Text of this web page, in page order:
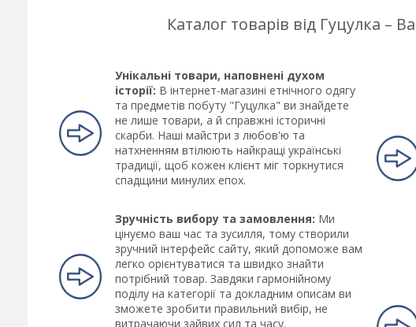
Каталог товарів від Гуцулка –
Унікальні товари, наповнені духом
історії: В інтернет-магазині етнічного одягу
та предметів побуту "Гуцулка" ви знайдете
не лише товари, а й справжні історичні
скарби. Наші майстри з любов'ю та
натхненням втілюють найкращі українські
традиції, щоб кожен клієнт міг торкнутися
спадщини минулих епох.
Зручність вибору та замовлення: Ми
цінуємо ваш час та зусилля, тому створили
зручний інтерфейс сайту, який допоможе вам
легко орієнтуватися та швидко знайти
потрібний товар. Завдяки гармонійному
поділу на категорії та докладним описам ви
зможете зробити правильний вибір, не
витрачаючи зайвих сил та часу.